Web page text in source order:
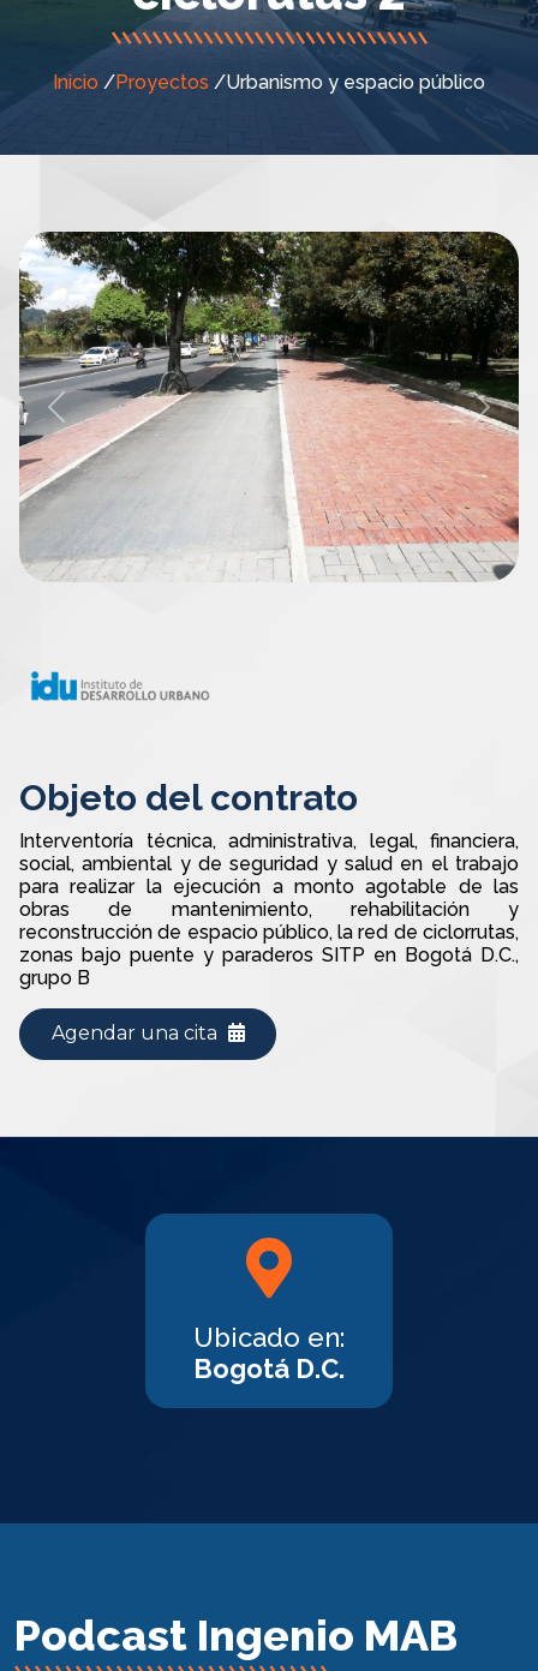
Inicio /Proyectos /Urbanismo y espacio público
Previous Next
Objeto del contrato
Interventoría técnica, administrativa, legal, financiera,
social, ambiental y de seguridad y salud en el trabajo
para realizar la ejecución a monto agotable de las
obras de mantenimiento, rehabilitación y
reconstrucción de espacio público, la red de ciclorrutas,
zonas bajo puente y paraderos SITP en Bogotá D.C.,
grupo B
Agendar una cita
Ubicado en:
Bogotá D.C.
Podcast Ingenio MAB